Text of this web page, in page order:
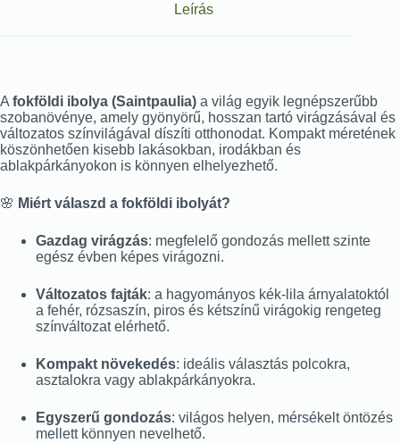
Leírás
A fokföldi ibolya (Saintpaulia) a világ egyik legnépszerűbb
szobanövénye, amely gyönyörű, hosszan tartó virágzásával és
változatos színvilágával díszíti otthonodat. Kompakt méretének
köszönhetően kisebb lakásokban, irodákban és
ablakpárkányokon is könnyen elhelyezhető.
🌸 Miért válaszd a fokföldi ibolyát?
Gazdag virágzás: megfelelő gondozás mellett szinte
egész évben képes virágozni.
Változatos fajták: a hagyományos kék-lila árnyalatoktól
a fehér, rózsaszín, piros és kétszínű virágokig rengeteg
színváltozat elérhető.
Kompakt növekedés: ideális választás polcokra,
asztalokra vagy ablakpárkányokra.
Egyszerű gondozás: világos helyen, mérsékelt öntözés
mellett könnyen nevelhető.